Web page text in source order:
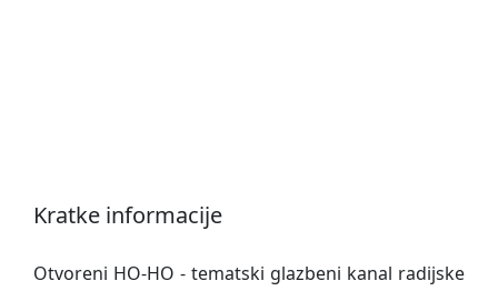
Kratke informacije
Otvoreni HO-HO - tematski glazbeni kanal radijske